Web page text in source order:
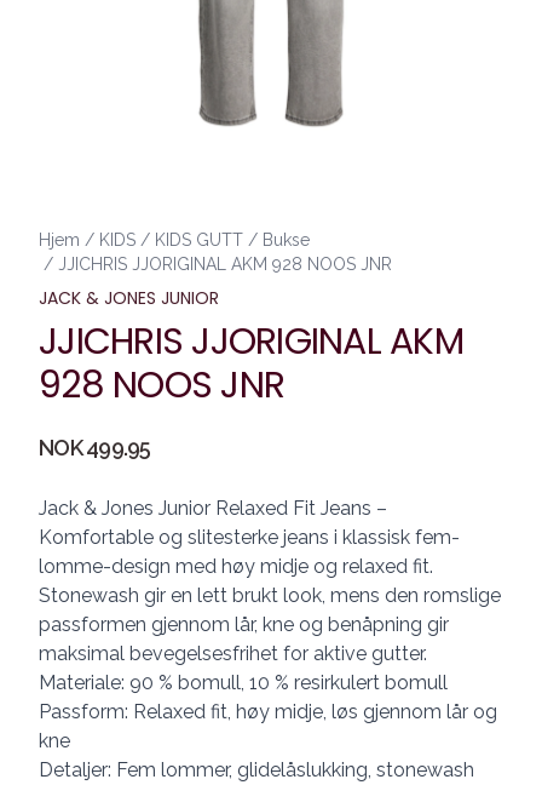
Hjem / KIDS / KIDS GUTT / Bukse
/ JJICHRIS JJORIGINAL AKM 928 NOOS JNR
JACK & JONES JUNIOR
JJICHRIS JJORIGINAL AKM
928 NOOS JNR
Produktdetaljer
NOK 499.95
Description
Jack & Jones Junior Relaxed Fit Jeans –
Komfortable og slitesterke jeans i klassisk fem-
lomme-design med høy midje og relaxed fit.
Stonewash gir en lett brukt look, mens den romslige
passformen gjennom lår, kne og benåpning gir
maksimal bevegelsesfrihet for aktive gutter.
Materiale: 90 % bomull, 10 % resirkulert bomull
Passform: Relaxed fit, høy midje, løs gjennom lår og
kne
Detaljer: Fem lommer, glidelåslukking, stonewash